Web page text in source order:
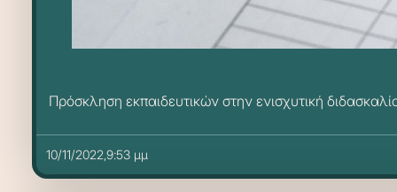
Πρόσκληση εκπαιδευτικών στην ενισχυτική
10/11/2022,9:53 μμ